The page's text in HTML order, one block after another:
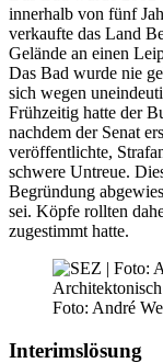
innerhalb von fünf
verkaufte das Land
Gelände an einen
Das Bad wurde nie
sich wegen
Frühzeitig hatte der
nachdem der Senat
veröffentlichte,
schwere Untreue.
Begründung
sei. Köpfe rollten
zugestimmt hatte.
Foto: André
Interimslösung